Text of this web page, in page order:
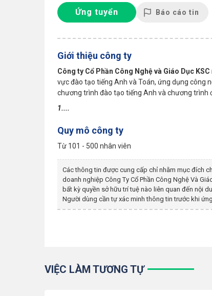
Ứng tuyển Báo cáo tin
Giới thiệu công ty
Công ty Cổ Phần Công Nghệ và Giáo Dục KSC
vực đào tạo tiếng Anh và Toán, ứng dụng công
chương trình đào tạo tiếng Anh và chương trình
1....
Quy mô công ty
Từ 101 - 500 nhân viên
Các thông tin được cung cấp chỉ nhằm mục đích
doanh nghiệp Công Ty Cổ Phần Công Nghệ Và
bất kỳ quyền sở hữu trí tuệ nào liên quan đến nội
Người dùng cần tự xác minh thông tin trước khi
VIỆC LÀM TƯƠNG TỰ